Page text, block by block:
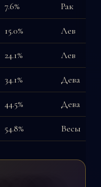
7.6% Рак
15.0% Лев
24.1% Лев
34.1% Дева
44.5% Дева
54.8% Весы